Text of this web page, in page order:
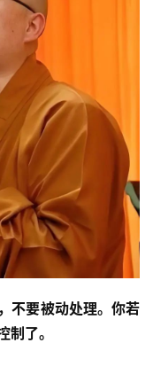
不要被动处理。你若
了。